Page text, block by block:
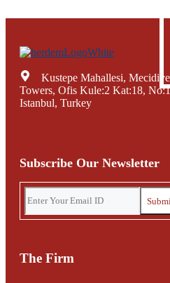
Kustepe Mahallesi,
Towers, Ofis Kule:2 Kat:18,
Istanbul, Turkey
Subscribe Our Newsletter
The Firm